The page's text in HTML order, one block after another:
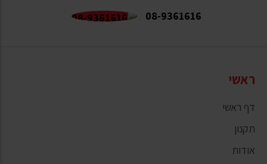
08-9361616
ראשי
דף ראשי
תקנון
אודות